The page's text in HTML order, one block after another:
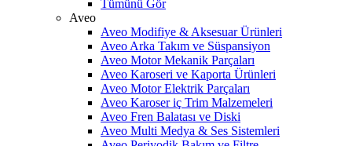
Tümünü Gör
Aveo
Aveo Modifiye & Aksesuar Ürünleri
Aveo Arka Takım ve Süspansiyon
Aveo Motor Mekanik Parçaları
Aveo Karoseri ve Kaporta Ürünleri
Aveo Motor Elektrik Parçaları
Aveo Karoser iç Trim Malzemeleri
Aveo Fren Balatası ve Diski
Aveo Multi Medya & Ses Sistemleri